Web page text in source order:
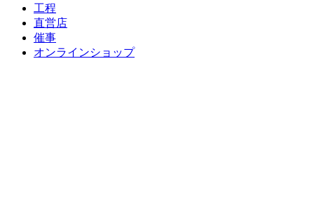
工程
直営店
催事
オンラインショップ